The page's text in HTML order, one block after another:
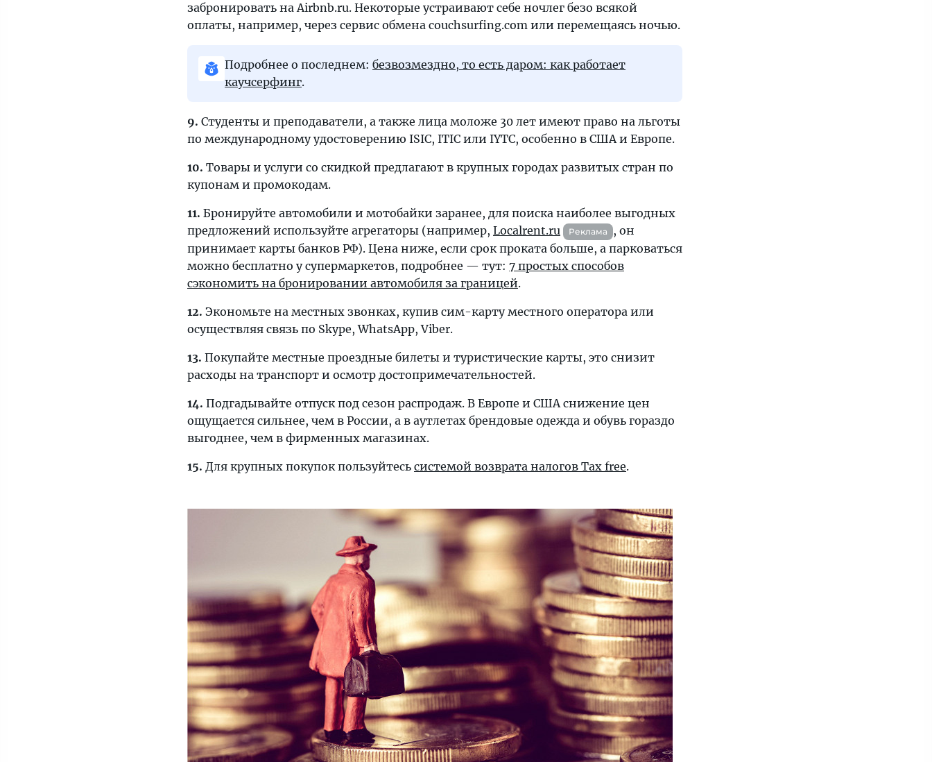
забронировать на Airbnb.ru. Некоторые устраивают себе ночлег безо всякой
оплаты, например, через сервис обмена couchsurfing.com или перемещаясь ночью.
Подробнее о последнем: безвозмездно, то есть даром: как работает
каучсерфинг.
9. Студенты и преподаватели, а также лица моложе 30 лет имеют право на льготы
по международному удостоверению ISIC, ITIC или IYTC, особенно в США и Европе.
10. Товары и услуги со скидкой предлагают в крупных городах развитых стран по
купонам и промокодам.
11. Бронируйте автомобили и мотобайки заранее, для поиска наиболее выгодных
предложений используйте агрегаторы (например, Localrent.ru Реклама
, он
принимает карты банков РФ). Цена ниже, если срок проката больше, а парковаться
можно бесплатно у супермаркетов, подробнее — тут: 7 простых способов
сэкономить на бронировании автомобиля за границей.
12. Экономьте на местных звонках, купив сим-карту местного оператора или
осуществляя связь по Skype, WhatsApp, Viber.
13. Покупайте местные проездные билеты и туристические карты, это снизит
расходы на транспорт и осмотр достопримечательностей.
14. Подгадывайте отпуск под сезон распродаж. В Европе и США снижение цен
ощущается сильнее, чем в России, а в аутлетах брендовые одежда и обувь гораздо
выгоднее, чем в фирменных магазинах.
15. Для крупных покупок пользуйтесь системой возврата налогов Tax free.